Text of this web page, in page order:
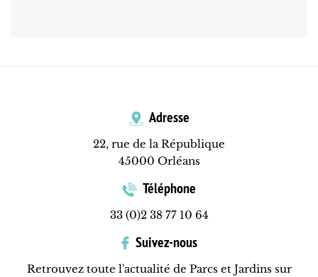
Adresse
22, rue de la République
45000 Orléans
Téléphone
33 (0)2 38 77 10 64
Suivez-nous
Retrouvez toute l'actualité de Parcs et Jardins sur